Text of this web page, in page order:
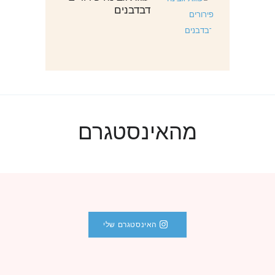
דבדבנים
מהאינסטגרם
האינסטגרם שלי